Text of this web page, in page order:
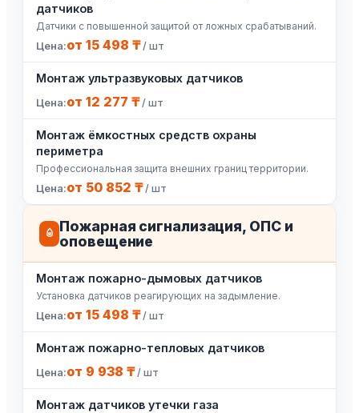
датчиков
Датчики с повышенной защитой от ложных срабатываний.
от 15 498 ₸ / шт
Монтаж ультразвуковых датчиков
от 12 277 ₸ / шт
Монтаж ёмкостных средств охраны
периметра
Профессиональная защита внешних границ территории.
от 50 852 ₸ / шт
Пожарная сигнализация, ОПС и
оповещение
Монтаж пожарно-дымовых датчиков
Установка датчиков реагирующих на задымление.
от 15 498 ₸ / шт
Монтаж пожарно-тепловых датчиков
от 9 938 ₸ / шт
Монтаж датчиков утечки газа